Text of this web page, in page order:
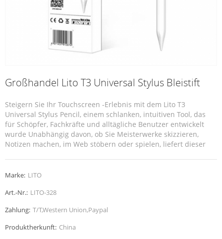
Großhandel Lito T3 Universal Stylus Bleistift
Steigern Sie Ihr Touchscreen -Erlebnis mit dem Lito T3
Universal Stylus Pencil, einem schlanken, intuitiven Tool, das
für Schöpfer, Fachkräfte und alltägliche Benutzer entwickelt
wurde Unabhängig davon, ob Sie Meisterwerke skizzieren,
Notizen machen, im Web stöbern oder spielen, liefert dieser
Marke: LITO
Art.-Nr.: LITO-328
Zahlung: T/T,Western Union,Paypal
Produktherkunft: China